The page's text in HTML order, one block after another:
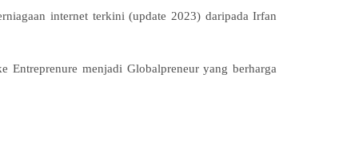
internet terkini (update 2023) daripada Irfan
Entreprenure menjadi Globalpreneur yang berharga